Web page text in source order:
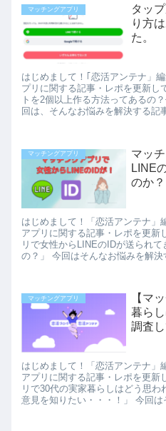
マッチングアプリ
タッ
り方
た。
はじめまして！｢恋活アンテナ」
プリに関する記事・レポを更新し
トを2個以上作る方法ってあるの
回は、そんなお悩みを解決する記
マッチングアプリ
マッ
LINE
のか？
はじめまして！「恋活アンテナ」
アプリに関する記事・レポを更新
リで女性からLINEのIDが送られ
の？」 今回はそんなお悩みを解決
マッチングアプリ
【マ
暮ら
調査し
はじめまして！「恋活アンテナ」
アプリに関する記事・レポを更新
リで30代の実家暮らしはどう思
意見を知りたい・・・！」 今回は